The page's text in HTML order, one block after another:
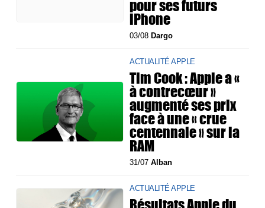
pour ses futurs
iPhone
03/08 Dargo
ACTUALITÉ APPLE
Tim Cook : Apple a «
à contrecœur »
augmenté ses prix
face à une « crue
centennale » sur la
RAM
31/07Alban
ACTUALITÉ APPLE